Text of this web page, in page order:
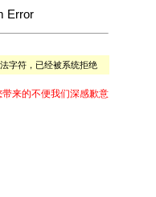
Error
字符，已经被系统拒绝
带来的不便我们深感歉意